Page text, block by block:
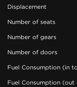
Displacement
Number of seats
Number of gears
Number of doors
Fuel Consumption (in
Fuel Consumption